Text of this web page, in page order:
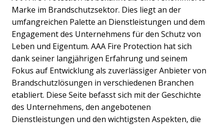
Marke im Brandschutzsektor. Dies liegt an der
umfangreichen Palette an Dienstleistungen und dem
Engagement des Unternehmens für den Schutz von
Leben und Eigentum. AAA Fire Protection hat sich
dank seiner langjährigen Erfahrung und seinem
Fokus auf Entwicklung als zuverlässiger Anbieter von
Brandschutzlösungen in verschiedenen Branchen
etabliert. Diese Seite befasst sich mit der Geschichte
des Unternehmens, den angebotenen
Dienstleistungen und den wichtigsten Aspekten, die